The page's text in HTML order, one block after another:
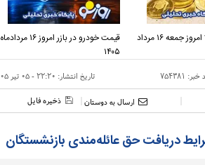
قیمت سکه و طلا امروز جمعه ۱۶ مرداد
قیمت خودرو در بازر امروز ۱۶ مردادماه
۱۴۰۵
خبر: ۷۵۴۳۸۱ تاریخ انتشار: ۲۲:۲۰ - ۰۵ تير ۱۴۰۵
ارسال به دوستان ذخیره فایل
دریافت حق عائله‌مندی بازنشستگان